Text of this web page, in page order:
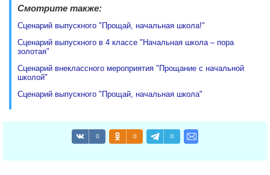
Смотрите также:
Сценарий выпускного "Прощай, начальная школа!"
Сценарий выпускного в 4 классе "Начальная школа – пора
золотая"
Сценарий внеклассного мероприятия "Прощание с начальной
школой"
Сценарий выпускного "Прощай, начальная школа"
0 0 0